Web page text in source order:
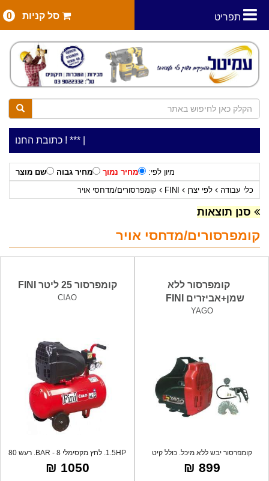
תפריט סל קניות 0
***כתובת החנות: רח' המלאכה 2, ביתן 8 (כניסה***כלי עבודה להשכרה בתעריף יומי משתלם ! ***
מיון לפי: מחיר נמוך מחיר גבוה
שם מוצר
כלי עבודה
לפי יצרן FINI קומפרסורים/מדחסי אויר
סנן תוצאות
קומפרסורים/מדחסי אויר
קומפרסור ללא
שמן+אביזרים FINI
YAGO
קומפרסור יבש ללא מיכל. כולל קיט
אביזרים.
899 ₪
קומפרסור 25 ליטר FINI
CIAO
1.5HP. לחץ מקסימלי 8 - BAR. רעש 80
דציב
1050 ₪